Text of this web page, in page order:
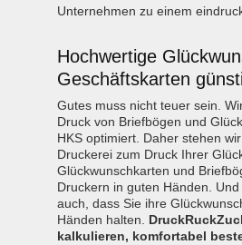
Unternehmen zu einem
Hochwertige
Geschäftskarten
Gutes muss nicht teuer sein.
Druck von Briefbögen und
HKS optimiert. Daher stehen
Druckerei zum Druck Ihrer
Glückwunschkarten und
Druckern in guten Händen.
auch, dass Sie ihre
Händen halten.
kalkulieren, komfortabel